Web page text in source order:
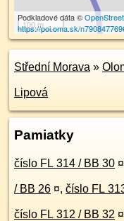
100 m
Podkladové dáta ©
https://poi.oma.sk/
Střední Morava »
Lipová
Pamiatky
číslo FL 314 / BB 30 ¤
/ BB 26 ¤, číslo FL
číslo FL 312 / BB 32 ¤